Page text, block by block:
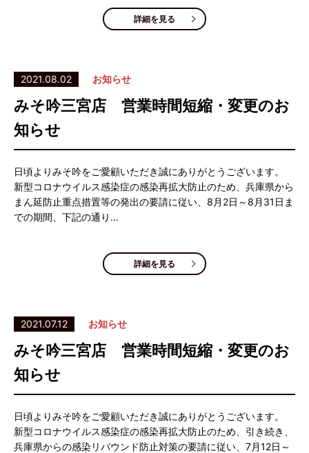
詳細を見る
2021.08.02 お知らせ
みそ吟三宮店 営業時間短縮・変更のお
知らせ
日頃よりみそ吟をご愛顧いただき誠にありがとうございます。
新型コロナウイルス感染症の感染再拡大防止のため、兵庫県から
まん延防止重点措置等の発出の要請に従い、8月2日～8月31日ま
での期間、下記の通り…
詳細を見る
2021.07.12 お知らせ
みそ吟三宮店 営業時間短縮・変更のお
知らせ
日頃よりみそ吟をご愛顧いただき誠にありがとうございます。
新型コロナウイルス感染症の感染再拡大防止のため、引き続き、
兵庫県からの感染リバウンド防止対策の要請に従い、7月12日～